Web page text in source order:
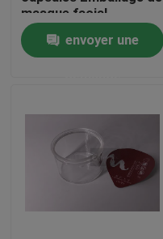
À la maison
Vidéos
À propos de nous
masque facial,
caractérisé par le
remplacement des
bouchons de bouteille
envoyer une